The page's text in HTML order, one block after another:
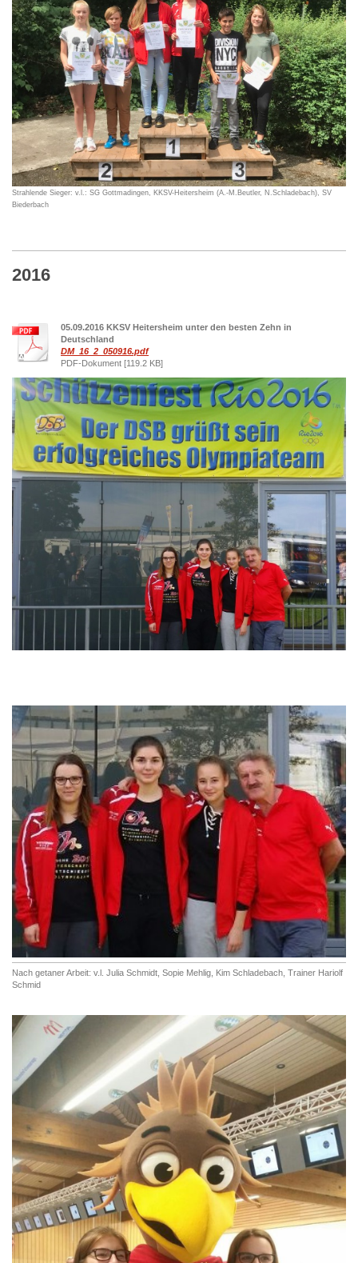
Strahlende Sieger: v.l.: SG Gottmadingen, KKSV-Heitersheim (A.-M.Beutler, N.Schladebach), SV
Biederbach
2016
05.09.2016 KKSV Heitersheim unter den besten Zehn in
Deutschland
DM_16_2_050916.pdf
PDF-Dokument [119.2 KB]
Nach getaner Arbeit: v.l. Julia Schmidt, Sopie Mehlig, Kim Schladebach, Trainer Hariolf
Schmid